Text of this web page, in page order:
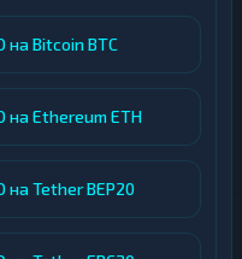
Bitcoin BTC
Ethereum ETH
Tether BEP20